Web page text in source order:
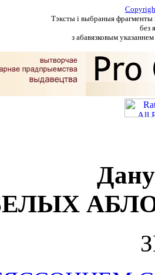
Тэксты і выбраныя фрагменты
без
з абавязковым